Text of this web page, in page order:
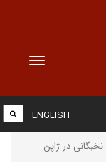
Toggle
ENGLISH
در ژاپن